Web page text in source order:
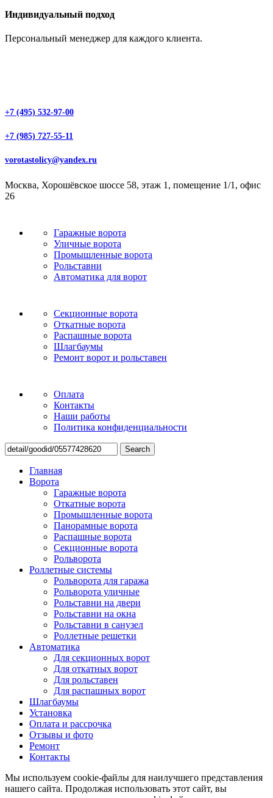
Индивидуальный подход
Персональный менеджер для каждого клиента.
+7 (495) 532-97-00
+7 (985) 727-55-11
vorotastolicy@yandex.ru
Москва, Хорошёвское шоссе 58, этаж 1, помещение 1/1, офис
26
Гаражные ворота
Уличные ворота
Промышленные ворота
Рольставни
Автоматика для ворот
Секционные ворота
Откатные ворота
Распашные ворота
Шлагбаумы
Ремонт ворот и рольставен
Оплата
Контакты
Наши работы
Политика конфиденциальности
Search
Главная
Ворота
Гаражные ворота
Откатные ворота
Промышленные ворота
Панорамные ворота
Распашные ворота
Секционные ворота
Рольворота
Роллетные системы
Рольворота для гаража
Рольворота уличные
Рольставни на двери
Рольставни на окна
Рольставни в санузел
Роллетные решетки
Автоматика
Для секционных ворот
Для откатных ворот
Для рольставен
Для распашных ворот
Шлагбаумы
Установка
Оплата и рассрочка
Отзывы и фото
Ремонт
Контакты
Мы используем cookie-файлы для наилучшего представления
нашего сайта. Продолжая использовать этот сайт, вы